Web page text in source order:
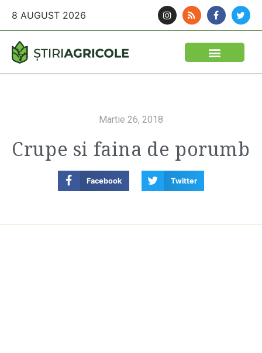
8 AUGUST 2026
Martie 26, 2018
Crupe si faina de porumb
Facebook Twitter